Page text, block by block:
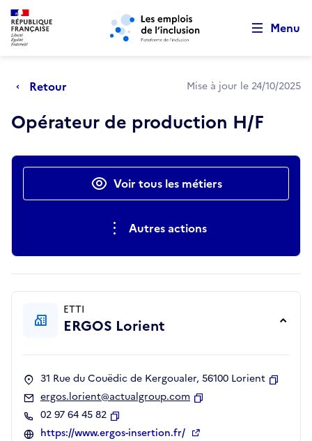
Aller au menu principal Aller au contenu principal
Menu
Retour Mise à jour le 24/10/2025
Opérateur de production H/F
Actions rapidesVoir tous les métiers
Autres actions
ETTI
ERGOS Lorient
31 Rue du Couëdic de Kergoualer, 56100 Lorient
ergos.lorient@actualgroup.com
02 97 64 45 82
Copier
https://www.ergos-insertion.fr/
Retour au début de la page
Panneau de gestion des cookies